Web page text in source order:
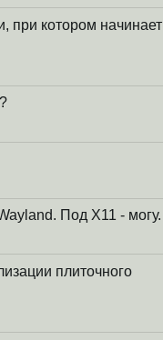
при котором начинает
Под X11 - могу.
плиточного